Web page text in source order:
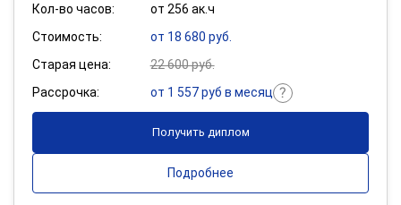
Кол-во часов:
от 256 ак.ч
Стоимость:
от 18 680 руб.
Старая цена:
22 600 руб.
Рассрочка:
от 1 557 руб в месяц
Получить диплом
Подробнее